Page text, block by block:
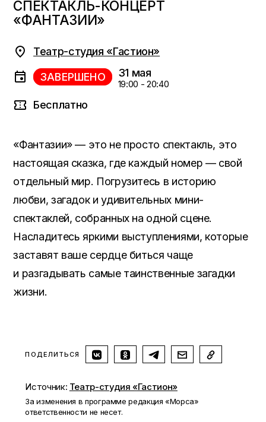
СПЕКТАКЛЬ-КОНЦЕРТ
«ФАНТАЗИИ»
Театр-студия «Гастион»
ЗАВЕРШЕНО 31 мая
19:00 - 20:40
Бесплатно
«Фантазии» — это не просто спектакль, это
настоящая сказка, где каждый номер — свой
отдельный мир. Погрузитесь в историю
любви, загадок и удивительных мини-
спектаклей, собранных на одной сцене.
Насладитесь яркими выступлениями, которые
заставят ваше сердце биться чаще
и разгадывать самые таинственные загадки
жизни.
ПОДЕЛИТЬСЯ
Источник: Театр-студия «Гастион»
За изменения в программе редакция «Морса»
ответственности не несет.